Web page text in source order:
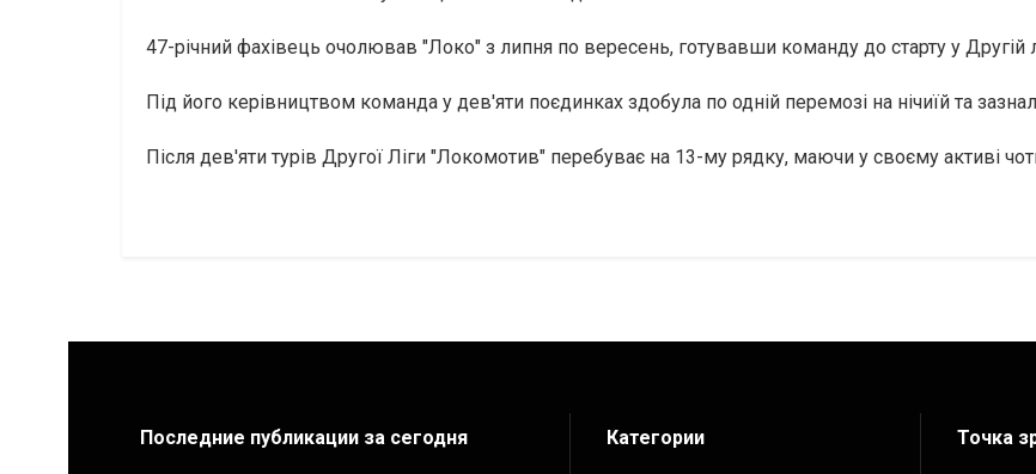
47-річний фахівець очолював "Локо" з липня по вересень, готувавши команду до старту у Другій
Під його керівництвом команда у дев'яти поєдинках здобула по одній перемозі на нічиїй та
Після дев'яти турів Другої Ліги "Локомотив" перебуває на 13-му рядку, маючи у своєму активі
Последние публикации за сегодня Категории Точка